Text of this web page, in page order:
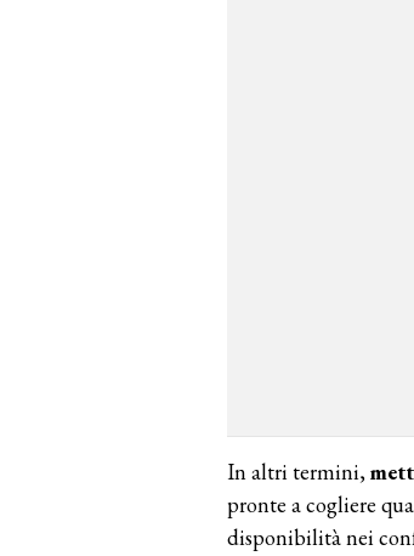
In altri termini,
pronte a cogliere
disponibilità nei